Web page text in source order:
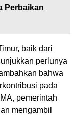
Perbaikan
baik dari
perlunya
bahwa
pada
pemerintah
mengambil